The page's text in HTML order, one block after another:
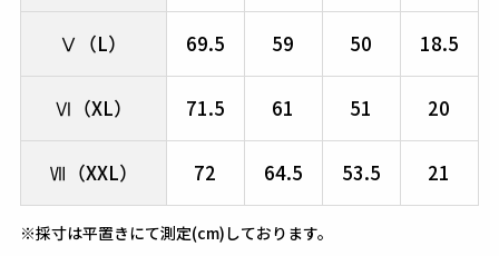
Ⅴ（L） 69.5 59 50 18.5
Ⅵ（XL） 71.5 61 51 20
Ⅶ（XXL） 72 64.5 53.5 21
※採寸は平置きにて測定(cm)しております。